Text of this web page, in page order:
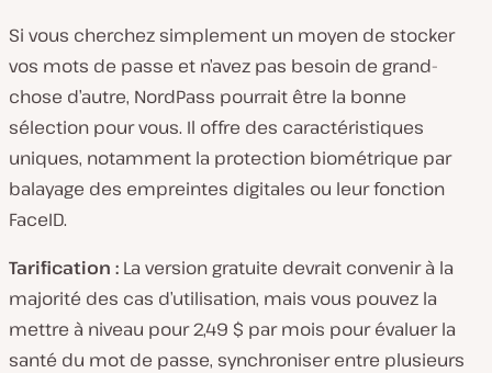
Si vous cherchez simplement un moyen de stocker
vos mots de passe et n’avez pas besoin de grand-
chose d’autre, NordPass pourrait être la bonne
sélection pour vous. Il offre des caractéristiques
uniques, notamment la protection biométrique par
balayage des empreintes digitales ou leur fonction
FaceID.
Tarification : La version gratuite devrait convenir à la
majorité des cas d’utilisation, mais vous pouvez la
mettre à niveau pour 2,49 $ par mois pour évaluer la
santé du mot de passe, synchroniser entre plusieurs